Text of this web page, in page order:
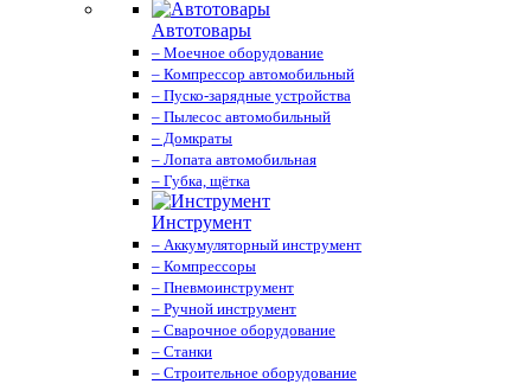
Автотовары
– Моечное оборудование
– Компрессор автомобильный
– Пуско-зарядные устройства
– Пылесос автомобильный
– Домкраты
– Лопата автомобильная
– Губка, щётка
Инструмент
– Аккумуляторный инструмент
– Компрессоры
– Пневмоинструмент
– Ручной инструмент
– Сварочное оборудование
– Станки
– Строительное оборудование